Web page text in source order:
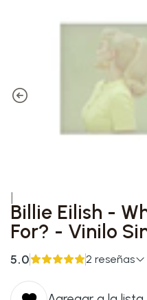
Billie Eilish -
For? - Vinilo
5.0 2 reseñas